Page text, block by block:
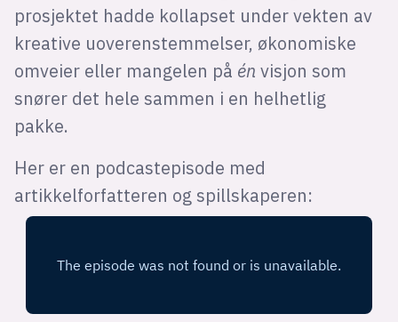
prosjektet hadde kollapset under vekten av
kreative uoverenstemmelser, økonomiske
omveier eller mangelen på én visjon som
snører det hele sammen i en helhetlig
pakke.
Her er en podcastepisode med
artikkelforfatteren og spillskaperen: